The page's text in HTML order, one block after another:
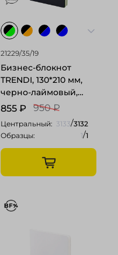
21229/35/19
Бизнес-блокнот
TRENDI, 130*210 мм,
черно-лаймовый,
мягкая обложка, в
855 ₽ 950 ₽
Центральный: 3133/3132
Образцы:
1/1